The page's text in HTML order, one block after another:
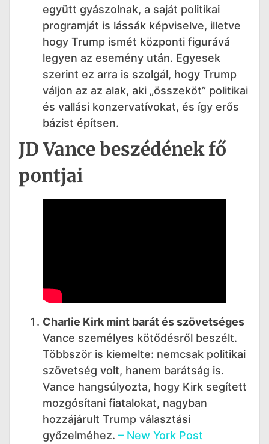
együtt gyászolnak, a saját politikai
programját is lássák képviselve, illetve
hogy Trump ismét központi figurává
legyen az esemény után. Egyesek
szerint ez arra is szolgál, hogy Trump
váljon az az alak, aki „összeköt” politikai
és vallási konzervatívokat, és így erős
bázist építsen.
JD Vance beszédének fő
pontjai
Charlie Kirk mint barát és szövetséges
Vance személyes kötődésről beszélt.
Többször is kiemelte: nemcsak politikai
szövetség volt, hanem barátság is.
Vance hangsúlyozta, hogy Kirk segített
mozgósítani fiatalokat, nagyban
hozzájárult Trump választási
győzelméhez. – New York Post